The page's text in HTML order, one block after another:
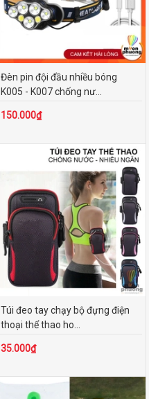
Đèn pin đội đầu nhiều bóng
K005 - K007 chống nư...
150.000₫
Túi đeo tay chạy bộ đựng điện
thoại thể thao ho...
35.000₫